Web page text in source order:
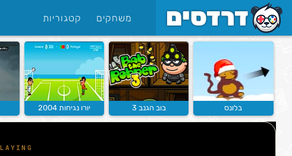
משחקים קטגוריות
בלונס בוב הגנב 3 יורו נגיחות 2004